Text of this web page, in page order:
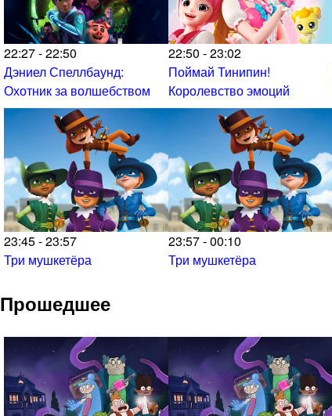
22:27 - 22:50
Дэниел Спеллбаунд:
Охотник за волшебством
22:50 - 23:02
Поймай Тинипин!
Королевство эмоций
23:45 - 23:57
Три мушкетёра
23:57 - 00:10
Три мушкетёра
Прошедшее